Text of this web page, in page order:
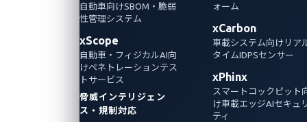
自動車向けSBOM・脆弱
性管理システム
xScope
自動車・フィジカルAI向
けペネトレーションテス
トサービス
脅威インテリジェン
ス・規制対応
ォーム
xCarbon
車載システム向けリア
タイムIDPSセンサー
xPhinx
スマートコックピット
け車載エッジAIセキュ
ティ
あるZenbleedは、レジスタが正しくゼロに書
き込まれない可能性があり、データ、パスワ
ード、その他の機密情報の漏えいにつながる
可能性があります。この脆弱性の悪用により
自動車業界へ影響が及ぶ可能性があります。